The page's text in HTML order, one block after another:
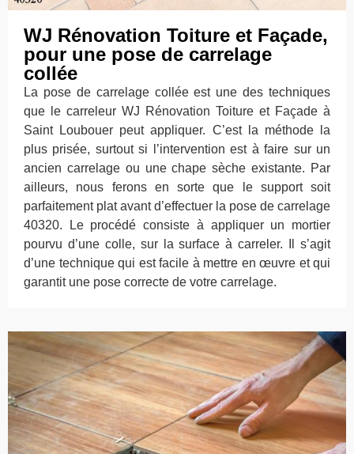
WJ Rénovation Toiture et Façade,
pour une pose de carrelage
collée
La pose de carrelage collée est une des techniques
que le carreleur WJ Rénovation Toiture et Façade à
Saint Loubouer peut appliquer. C’est la méthode la
plus prisée, surtout si l’intervention est à faire sur un
ancien carrelage ou une chape sèche existante. Par
ailleurs, nous ferons en sorte que le support soit
parfaitement plat avant d’effectuer la pose de carrelage
40320. Le procédé consiste à appliquer un mortier
pourvu d’une colle, sur la surface à carreler. Il s’agit
d’une technique qui est facile à mettre en œuvre et qui
garantit une pose correcte de votre carrelage.